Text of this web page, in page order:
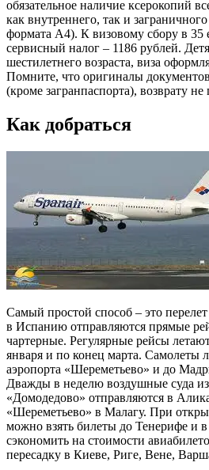
обязательное наличие ксерокопий
как внутреннего, так и
формата А4). К визовому сбору в 35
сервисный налог – 1186 рублей.
шестилетнего возраста, виза
Помните, что оригиналы
(кроме загранпаспорта), возврату не
Как добраться
Самый простой способ – это
в Испанию отправляются прямые
чартерные. Регулярные рейсы
января и по конец марта. Самолеты
аэропорта «Шереметьево» и до
Дважды в неделю воздушные суда из
«Домодедово» отправляются в
«Шереметьево» в Малагу. При
можно взять билеты до Тенерифе и
сэкономить на стоимости
пересадку в Киеве, Риге, Вене,